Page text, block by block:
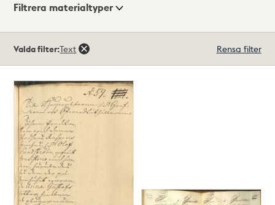
Visningsläge
Filtrera materialtyper
träffar
Valda filter:Text Rensa filter